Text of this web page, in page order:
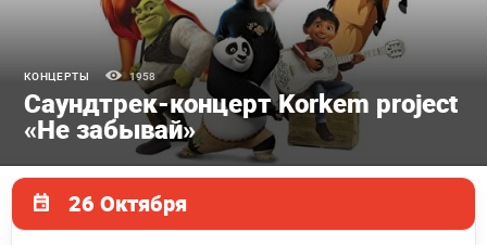
КОНЦЕРТЫ 1958
Саундтрек-концерт Korkem project
«Не забывай»
26 Октября